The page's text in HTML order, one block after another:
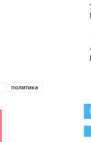
политика